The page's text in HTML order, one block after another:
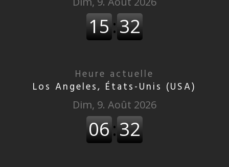
Heure actuelle
Los Angeles, États-Unis (USA)